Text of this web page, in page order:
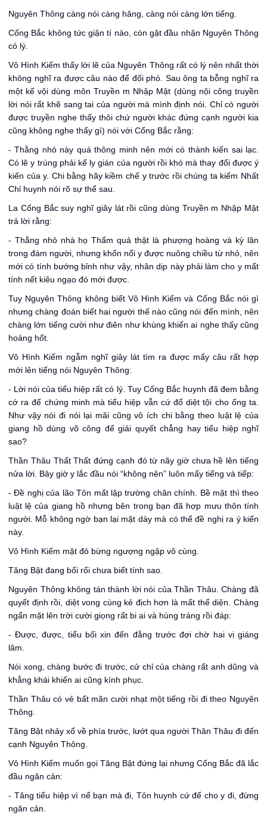
Nguyên Thông càng nói càng hăng, càng nói càng lớn tiếng.
Cống Bắc không tức giận tí nào, còn gật đầu nhận Nguyên Thông
có lý.
Vô Hình Kiếm thấy lời lẽ của Nguyên Thông rất có lý nên nhất thời
không nghĩ ra được câu nào để đối phó. Sau ông ta bỗng nghĩ ra
một kế vội dùng môn Truyền m Nhập Mật (dùng nội công truyền
lời nói rất khẽ sang tai của người mà mình định nói. Chỉ có người
được truyền nghe thấy thôi chứ người khác đứng cạnh người kia
cũng không nghe thấy gì) nói với Cống Bắc rằng:
- Thằng nhỏ này quá thông minh nên mới có thành kiến sai lạc.
Có lẽ y trúng phải kế ly gián của người rồi khó mà thay đổi được ý
kiến của y. Chi bằng hãy kiềm chế y trước rồi chúng ta kiếm Nhất
Chỉ huynh nói rõ sự thể sau.
La Cống Bắc suy nghĩ giây lát rồi cũng dùng Truyền m Nhập Mật
trả lời rằng:
- Thằng nhỏ nhà họ Thẩm quả thật là phượng hoàng và kỳ lân
trong đám người, nhưng khốn nổi y được nuông chiều từ nhỏ, nên
mới có tính bướng bỉnh như vậy, nhân dịp này phải làm cho y mất
tính nết kiêu ngạo đó mới được.
Tuy Nguyên Thông không biết Vô Hình Kiếm và Cống Bắc nói gì
nhưng chàng đoán biết hai người thế nào cũng nói đến mình, nên
chàng lớn tiếng cười như điên như khùng khiến ai nghe thấy cũng
hoảng hốt.
Vô Hình Kiếm ngẫm nghĩ giây lát tìm ra được mấy câu rất hợp
mới lên tiếng nói Nguyên Thông:
- Lời nói của tiểu hiệp rất có lý. Tuy Cống Bắc huynh đã đem bằng
cớ ra để chứng minh mà tiểu hiệp vẫn cứ đổ diệt tội cho ống ta.
Như vậy nói đi nói lại mãi cũng vô ích chi bằng theo luật lệ của
giang hồ dùng võ công để giải quyết chẳng hay tiểu hiệp nghĩ
sao?
Thần Thâu Thất Thất đứng cạnh đó từ nãy giờ chưa hề lên tiếng
nửa lời. Bây giờ y lắc đầu nói “không nên” luôn mấy tiếng và tiếp:
- Đề nghị của lão Tôn mất lập trường chân chính. Bề mặt thì theo
luật lệ của giang hồ nhưng bên trong bạn đã hợp mưu thôn tính
người. Mỗ không ngờ bạn lại mặt dày mà có thể đề nghị ra ý kiến
này.
Vô Hình Kiếm mặt đỏ bừng ngượng ngập vô cùng.
Tăng Bật đang bối rối chưa biết tính sao.
Nguyên Thông không tán thành lời nói của Thần Thâu. Chàng đã
quyết định rồi, diệt vong cùng kẻ địch hơn là mất thể diện. Chàng
ngẩn mặt lên trời cười giọng rất bi ai và hùng tráng rồi đáp:
- Được, được, tiểu bối xin đến đằng trước đợi chờ hai vị giáng
lâm.
Nói xong, chàng bước đi trước, cử chỉ của chàng rất anh dũng và
khẳng khái khiến ai cũng kính phục.
Thần Thâu có vẻ bất mãn cười nhạt một tiếng rồi đi theo Nguyên
Thông.
Tăng Bật nhảy xổ về phía trước, lướt qua người Thân Thâu đi đến
cạnh Nguyên Thông.
Vô Hình Kiếm muốn gọi Tăng Bật đứng lại nhưng Cống Bắc đã lắc
đầu ngăn cản:
- Tăng tiểu hiệp vì nể bạn mà đi, Tôn huynh cứ để cho y đi, đừng
ngăn cản.